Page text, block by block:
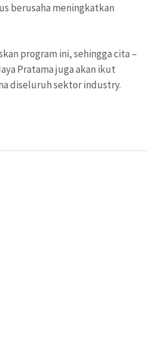
berusaha meningkatkan
program ini, sehingga cita –
Pratama juga akan ikut
diseluruh sektor industry.